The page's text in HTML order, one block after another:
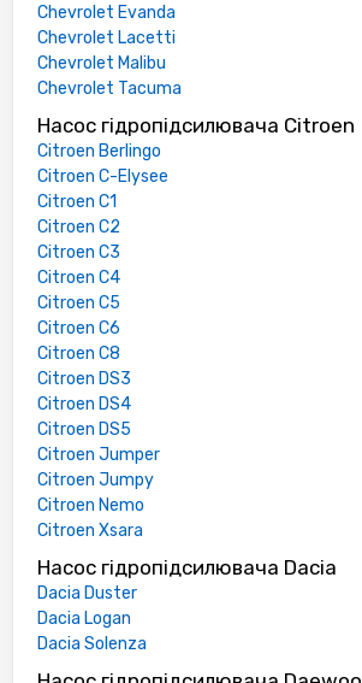
Chevrolet Evanda
Chevrolet Lacetti
Chevrolet Malibu
Chevrolet Tacuma
Насос гідропідсилювача Citroen
Citroen Berlingo
Citroen C-Elysee
Citroen C1
Citroen C2
Citroen C3
Citroen C4
Citroen C5
Citroen C6
Citroen C8
Citroen DS3
Citroen DS4
Citroen DS5
Citroen Jumper
Citroen Jumpy
Citroen Nemo
Citroen Xsara
Насос гідропідсилювача Dacia
Dacia Duster
Dacia Logan
Dacia Solenza